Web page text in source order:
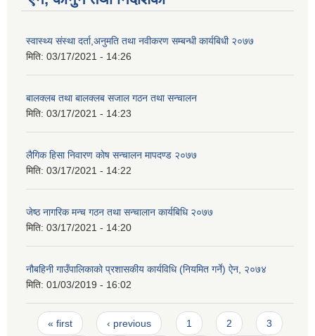
स्वास्थ्य संस्था दर्ता,अनुमति तथा नवीकरण सम्बन्धी कार्यबिधी २०७७
मिति: 03/17/2021 - 14:26
बालक्लब तथा बालक्लब स‌जाल गठन तथा सन्चालन
मिति: 03/17/2021 - 14:23
लैगिक हिसा निवारण काेष सन्चालन मापदण्ड २०७७
मिति: 03/17/2021 - 14:22
जेष्ठ नागरिक मन्च गठन तथा सन्चालान कार्यबिधि २०७७
मिति: 03/17/2021 - 14:20
नौबहिनी गाउँपालिकाको प्रशासकीय कार्यविधि (नियमित गर्ने) ऐन, २०७४
मिति: 01/03/2019 - 16:02
Pages
« first ‹ previous 1 2 3